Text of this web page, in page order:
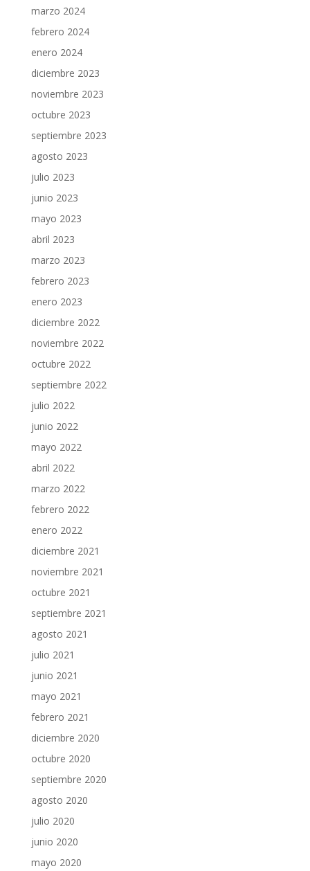
marzo 2024
febrero 2024
enero 2024
diciembre 2023
noviembre 2023
octubre 2023
septiembre 2023
agosto 2023
julio 2023
junio 2023
mayo 2023
abril 2023
marzo 2023
febrero 2023
enero 2023
diciembre 2022
noviembre 2022
octubre 2022
septiembre 2022
julio 2022
junio 2022
mayo 2022
abril 2022
marzo 2022
febrero 2022
enero 2022
diciembre 2021
noviembre 2021
octubre 2021
septiembre 2021
agosto 2021
julio 2021
junio 2021
mayo 2021
febrero 2021
diciembre 2020
octubre 2020
septiembre 2020
agosto 2020
julio 2020
junio 2020
mayo 2020